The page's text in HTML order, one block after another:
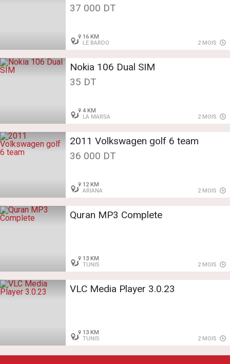
37 000 DT
16 KM
LE BARDO
2 MOIS
Nokia 106 Dual SIM
35 DT
4 KM
LA MARSA
2 MOIS
2011 Volkswagen golf 6 team
36 000 DT
12 KM
ARIANA
2 MOIS
Quran MP3 Complete
13 KM
TUNIS
2 MOIS
VLC Media Player 3.0.23
13 KM
TUNIS
2 MOIS